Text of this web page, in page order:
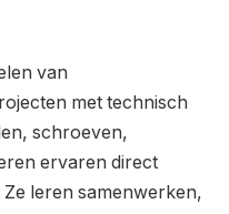
van
met technisch
schroeven,
ervaren direct
leren samenwerken,